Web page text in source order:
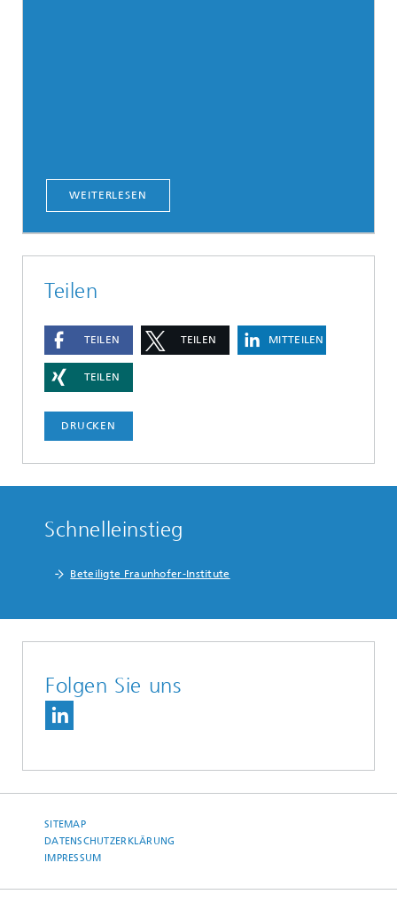
WEITERLESEN
Teilen
TEILEN TEILEN MITTEILEN
TEILEN
DRUCKEN
Schnelleinstieg
Beteiligte Fraunhofer-Institute
Folgen Sie uns
SITEMAP
DATENSCHUTZERKLÄRUNG
IMPRESSUM